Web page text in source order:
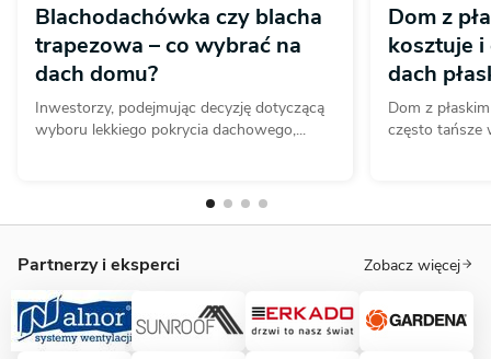
Blachodachówka czy blacha
trapezowa – co wybrać na
dach domu?
Inwestorzy, podejmując decyzję dotyczącą
wyboru lekkiego pokrycia dachowego,...
Dom z
kosztuje
dach
Dom z
często tańsze
Partnerzy i eksperci Zobacz więcej